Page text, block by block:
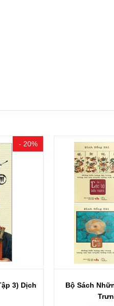
- 18%
Đặc
Những Biểu